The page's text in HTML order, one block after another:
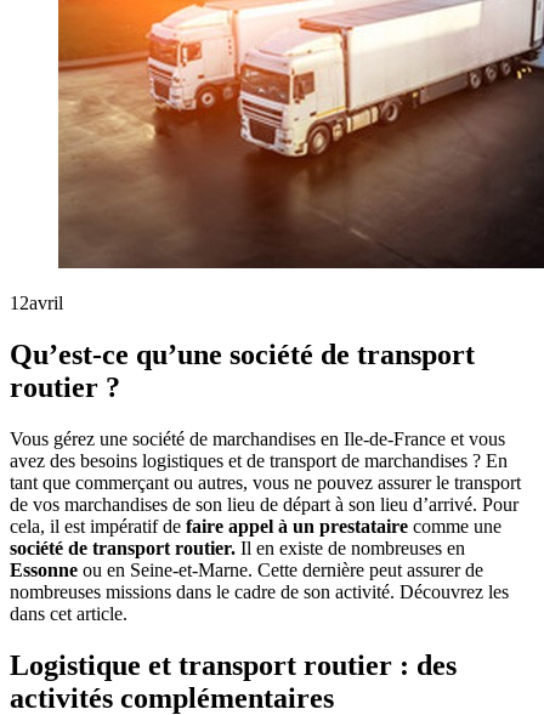
12avril
Qu’est-ce qu’une société de transport
routier ?
Vous gérez une société de marchandises en Ile-de-France et vous
avez des besoins logistiques et de transport de marchandises ? En
tant que commerçant ou autres, vous ne pouvez assurer le transport
de vos marchandises de son lieu de départ à son lieu d’arrivé. Pour
cela, il est impératif de faire appel à un prestataire comme une
société de transport routier. Il en existe de nombreuses en
Essonne ou en Seine-et-Marne. Cette dernière peut assurer de
nombreuses missions dans le cadre de son activité. Découvrez les
dans cet article.
Logistique et transport routier : des
activités complémentaires